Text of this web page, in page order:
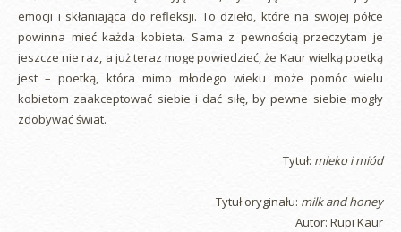
emocji i skłaniająca do refleksji. To dzieło, które na swojej półce
powinna mieć każda kobieta. Sama z pewnością przeczytam je
jeszcze nie raz, a już teraz mogę powiedzieć, że Kaur wielką poetką
jest – poetką, która mimo młodego wieku może pomóc wielu
kobietom zaakceptować siebie i dać siłę, by pewne siebie mogły
zdobywać świat.
Tytuł: mleko i miód
Tytuł oryginału: milk and honey
Autor: Rupi Kaur